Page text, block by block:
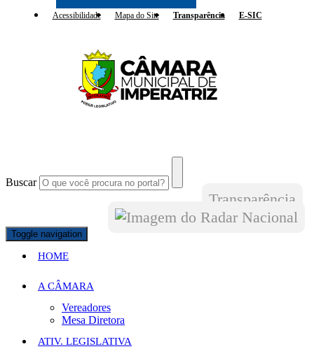
Acessibilidade Mapa do Site Transparência E-SIC
Buscar
Transparência
Toggle navigation
HOME
A CÂMARA
Vereadores
Mesa Diretora
ATIV. LEGISLATIVA